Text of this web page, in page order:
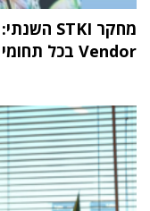
Vendor בכל תחומי שוק ה-IT